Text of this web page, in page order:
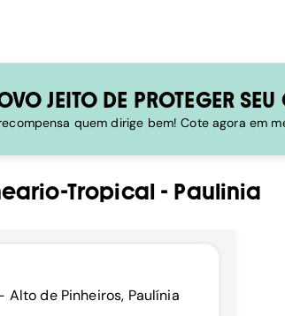
JEITO DE PROTEGER
quem dirige bem! Cote agora em
Tropical- Paulinia
Alto de Pinheiros, Paulínia